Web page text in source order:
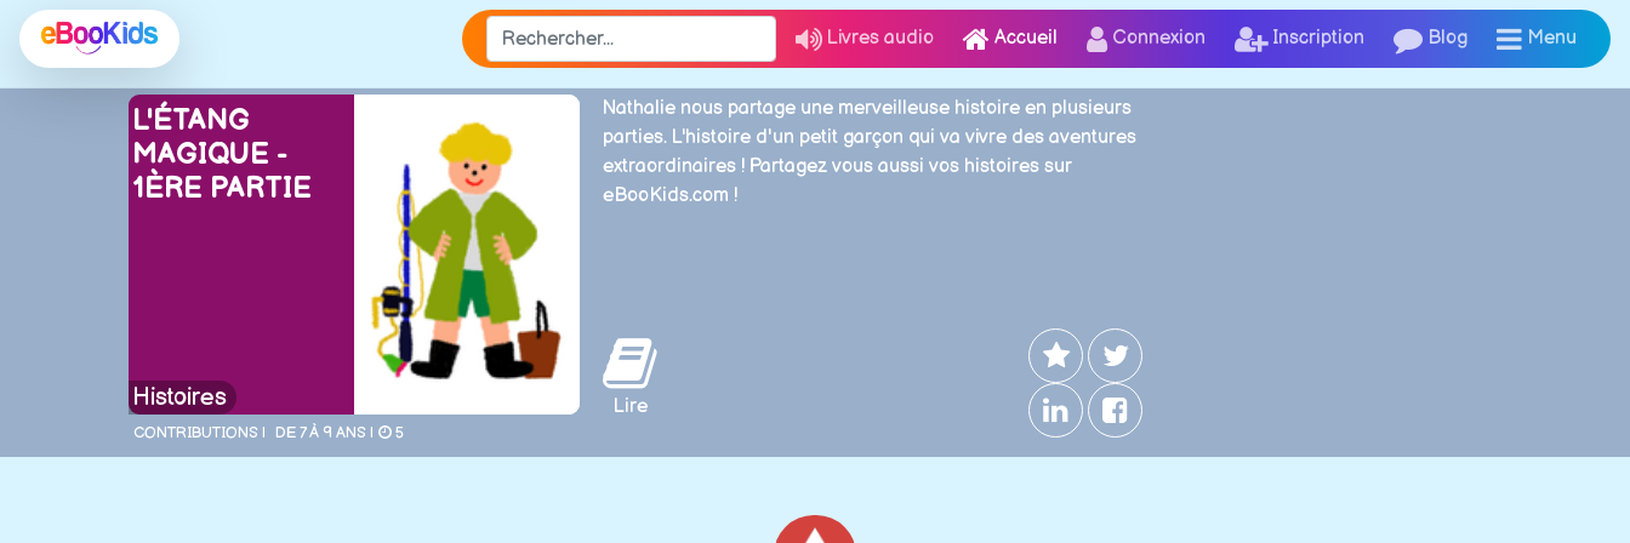
Livres audio Accueil Connexion Inscription Blog Menu
L'ÉTANG
MAGIQUE -
1ÈRE PARTIE
Histoires
CONTRIBUTIONS | DE 7 À 9 ANS | 5
Nathalie nous partage une merveilleuse histoire en plusieurs
parties. L'histoire d'un petit garçon qui va vivre des aventures
extraordinaires ! Partagez vous aussi vos histoires sur
eBooKids.com !
Lire